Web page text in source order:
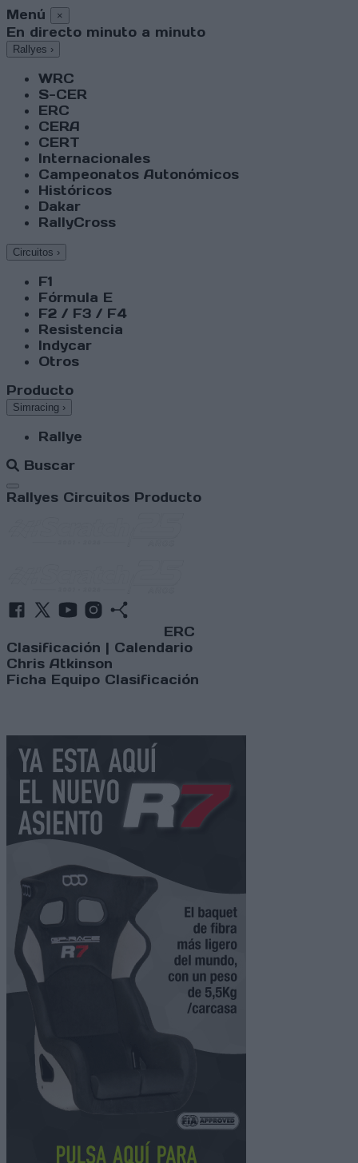
Menú ×
En directo minuto a minuto
Rallyes ›
WRC
S-CER
ERC
CERA
CERT
Internacionales
Campeonatos Autonómicos
Históricos
Dakar
RallyCross
Circuitos ›
F1
Fórmula E
F2 / F3 / F4
Resistencia
Indycar
Otros
Producto
Simracing ›
Rallye
Buscar
Abrir menú
Rallyes Circuitos Producto
ERC
Clasificación | Calendario
Chris Atkinson
Ficha Equipo Clasificación